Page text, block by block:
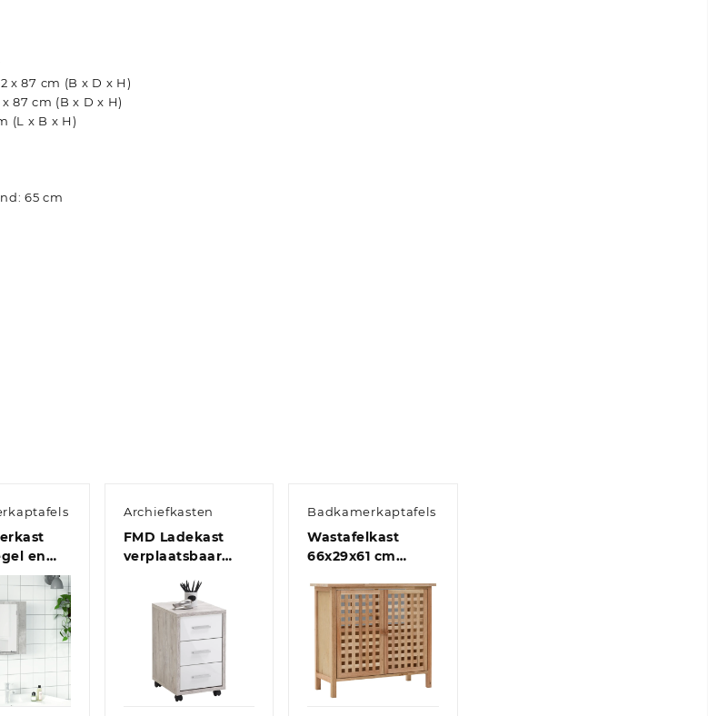
x 87 cm (B x D x H)
87 cm (B x D x H)
(L x B x H)
65 cm
en
cm
View
Archiefkasten
FMD Ladekast
verplaatsbaar
en hoogglans wit
Quick View
Badkamerkaptafels
Wastafelkast
66x29x61 cm
walnotenhout
Quick View